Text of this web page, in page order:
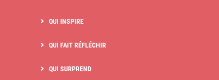
QUI INSPIRE
QUI FAIT RÉFLÉCHIR
QUI SURPREND